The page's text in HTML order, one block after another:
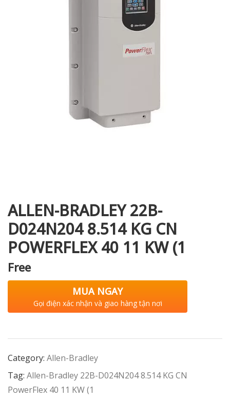
ALLEN-BRADLEY 22B-
D024N204 8.514 KG CN
POWERFLEX 40 11 KW (1
Free
MUA NGAY
Gọi điện xác nhận và giao hàng tận nơi
Category: Allen-Bradley
Tag: Allen-Bradley 22B-D024N204 8.514 KG CN
PowerFlex 40 11 KW (1